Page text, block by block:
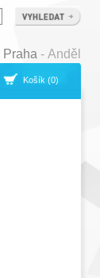
Praha - Anděl
Košík (0)